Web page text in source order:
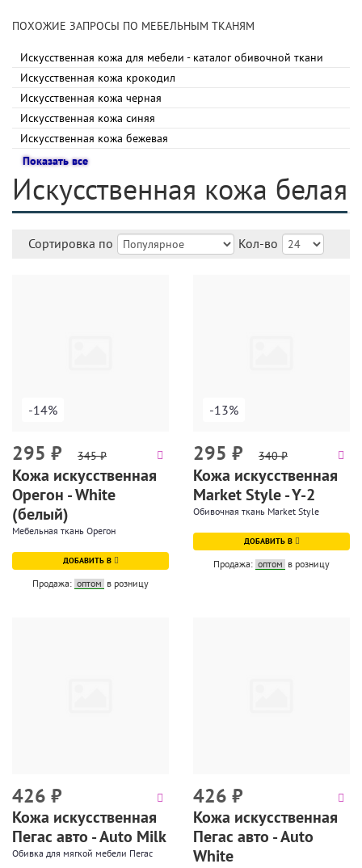
ПОХОЖИЕ ЗАПРОСЫ ПО МЕБЕЛЬНЫМ ТКАНЯМ
Искусственная кожа для мебели - каталог обивочной ткани
Искусственная кожа крокодил
Искусственная кожа черная
Искусственная кожа синяя
Искусственная кожа бежевая
Показать все
Искусственная кожа белая
Сортировка по Кол-во
-14%
295 ₽ 345₽
Кожа искусственная
Орегон - White
(белый)
Мебельная ткань Орегон
ДОБАВИТЬ В
Продажа: оптом в розницу
-13%
295 ₽ 340₽
Кожа искусственная
Market Style - Y-2
Обивочная ткань Market Style
ДОБАВИТЬ В
Продажа: оптом в розницу
426 ₽
Кожа искусственная
Пегас авто - Auto Milk
Обивка для мягкой мебели Пегас
426 ₽
Кожа искусственная
Пегас авто - Auto
White